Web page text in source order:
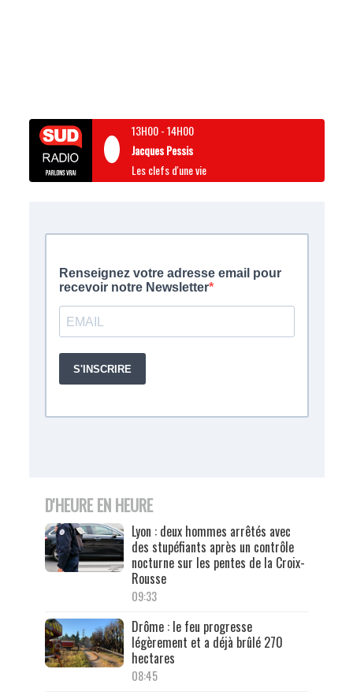
13H00-14H00
Jacques Pessis
Les clefs d'une vie
D'HEURE EN HEURE
Lyon : deux hommes arrêtés avec
des stupéfiants après un contrôle
nocturne sur les pentes de la Croix-
Rousse
09:33
Drôme : le feu progresse
légèrement et a déjà brûlé 270
hectares
08:45